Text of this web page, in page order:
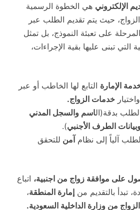
الإلكتروني هي الخطوة الرسمية
حيث يتم تقديم الطلب عبر
على تعبئة النموذج، بل تمثل
التي تبنى عليها بقية الإجراءات،
الإمارة التابع لها الخاطب أو عبر
واختيار خدمات الزواج.
بدقة(الاسم والسجل المدني
الطرف الأجنبي).
آلياً إلى نظام آمن للتحقق
على موافقة زواج من اجنبية، اتباع
تبدأ بالتقديم من إمارة المنطقة،
من وزارة الداخلية السعودية.